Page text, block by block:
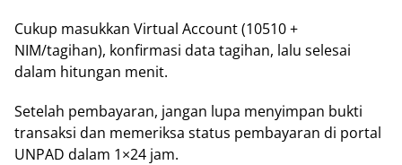
Cukup masukkan Virtual Account (10510 +
NIM/tagihan), konfirmasi data tagihan, lalu selesai
dalam hitungan menit.
Setelah pembayaran, jangan lupa menyimpan bukti
transaksi dan memeriksa status pembayaran di portal
UNPAD dalam 1×24 jam.